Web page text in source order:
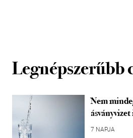
Legnépszerűbb
Nem
7 NAPJA